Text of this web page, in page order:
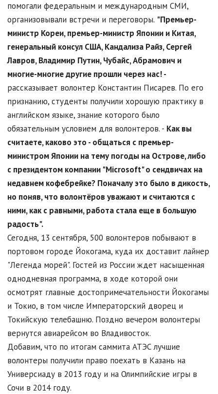
помогали федеральным и международным СМИ,
организовывали встречи и переговоры. "Премьер-
министр Кореи, премьер-министр Японии и Китая,
генеральный консул США, Кандализа Райз, Сергей
Лавров, Владимир Путин, Чубайс, Абрамович и
многие-многие другие прошли через нас! -
рассказывает волонтер Константин Писарев. По его
признанию, студенты получили хорошую практику в
английском языке, знание которого было
обязательным условием для волонтеров. - Как вы
считаете, каково это - общаться с премьер-
министром Японии на тему погоды на Острове, либо
с президентом компании "Microsoft" о сендвичах на
недавнем кофебрейке? Поначалу это было в дикость,
но поняв, что волонтёров уважают и считаются с
ними, как с равными, работа стала еще в большую
радость".
Сегодня, 13 сентября, 500 волонтеров побывают в
портовом городе Йокогама, куда их доставит лайнер
"Легенда морей". Гостей из России ждет насыщенная
однодневная программа, в ходе которой они
осмотрят главные достопримечательности Йокогамы
и Токио, в том числе Императорский дворец и
Токийскую телебашню. Поздно вечером волонтеры
вернутся авиарейсом во Владивосток.
Добавим, что по итогам саммита АТЭС лучшие
волонтеры получили право поехать в Казань на
Универсиаду в 2013 году и на Олимпийские игры в
Сочи в 2014 году.